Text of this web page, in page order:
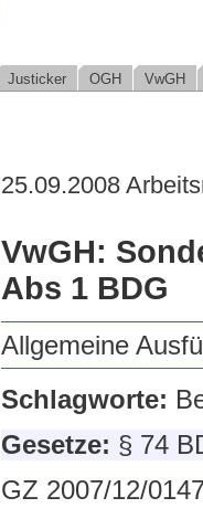
Justicker OGH VwGH
25.09.2008
VwGH:
Abs 1 BDG
Allgemeine
Schlagworte:
Gesetze: § 74
GZ 2007/12/